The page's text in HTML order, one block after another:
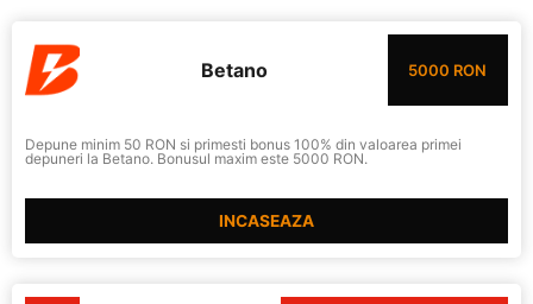
Betano 5000 RON
Depune minim 50 RON si primesti bonus 100% din valoarea primei
depuneri la Betano. Bonusul maxim este 5000 RON.
INCASEAZA